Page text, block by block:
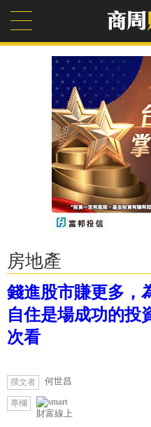
房地產
錢進股市賺更多，
自住是場成功的投
次看
撰文者 何世昌
專欄
財富線上